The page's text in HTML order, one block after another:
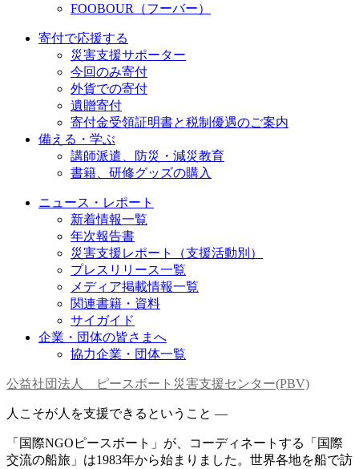
FOOBOUR（フーバー）
寄付で応援する
災害支援サポーター
今回のみ寄付
外貨での寄付
遺贈寄付
寄付金受領証明書と税制優遇のご案内
備える・学ぶ
講師派遣、防災・減災教育
書籍、研修グッズの購入
ニュース・レポート
新着情報一覧
年次報告書
災害支援レポート（支援活動別）
プレスリリース一覧
メディア掲載情報一覧
関連書籍・資料
サイガイド
企業・団体の皆さまへ
協力企業・団体一覧
公益社団法人 ピースボート災害支援センター(PBV)
人こそが人を支援できるということ —
「国際NGOピースボート」が、コーディネートする「国際
交流の船旅」は1983年から始まりました。世界各地を船で訪